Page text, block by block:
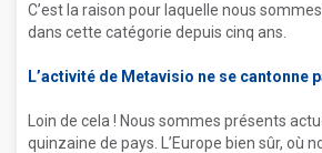
C’est la raison pour laquelle nous
dans cette catégorie depuis cinq ans.
L’activité de Metavisio ne se cantonne
Loin de cela ! Nous sommes présents
quinzaine de pays. L’Europe bien sûr, où